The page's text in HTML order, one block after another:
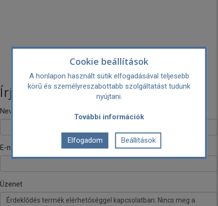
Írj nekünk!
Neved
E-mail címed
Üzenet
Cookie beállítások
A honlapon használt sütik elfogadásával teljesebb
körű és személyreszabottabb szolgáltatást tudunk
nyújtani.
További információk
Elfogadom Beállítások